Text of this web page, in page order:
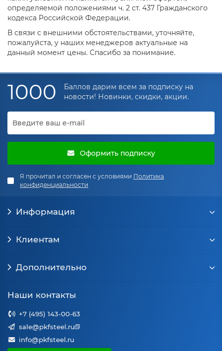
определяемой положениями ч. 2 ст. 437 Гражданского
кодекса Российской Федерации.
В связи с внешними обстоятельствами, уточняйте,
пожалуйста, у наших менеджеров актуальные на
данный момент цены. Спасибо за понимание.
1000
Баллов дарим всем за подписку на
новости! Новинки, скидки, акции.
Оформить подписку
Я прочитал и согласен с условиями Политика
конфиденциальности
Информация
Клиентам
Дополнительно
Наши контакты
+7 (495) 143-00-63
sale@pkfsteel.ru
info@pkfsteel.ru